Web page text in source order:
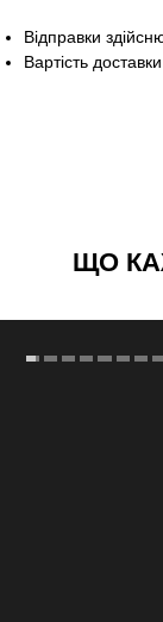
Відправки
Вартість
ЩО